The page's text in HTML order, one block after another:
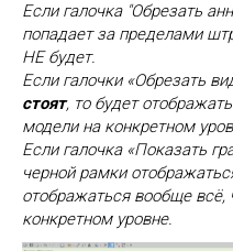
Если галочка "Обрезать
попадает за пределами
НЕ будет.
Если галочки «Обрезать
стоят, то будет
модели на конкретном
Если галочка «Показать
черной рамки
отображаться вообще всё,
конкретном уровне.